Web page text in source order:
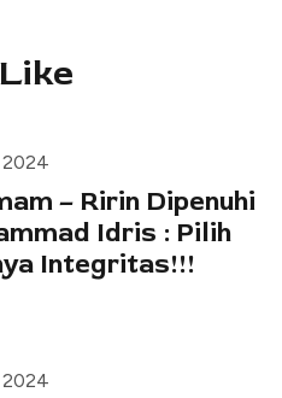
2024
– Ririn Dipenuhi
Idris : Pilih
Integritas!!!
2024